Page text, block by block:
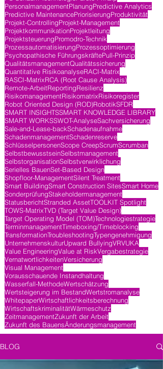
PersonalmanagementPlanungPredictive Analytics
Predictive MaintenancePriorisierungProduktivität
Projekt-ControllingProjekt-Management
ProjektkommunikationProjektleitung
ProjektsteuerungPromodro-Technik
ProzessautomatisierungProzessoptimierung
Psychopathische FührungskräftePull-Prinzip
QualitätsmanagementQualitätssicherung
Quantitative RisikoanalyseRACI-Matrix
RASCI-MatrixRCA (Root Cause Analysis)
Remote-ArbeitReportingResilienz
RisikomanagementRisikomatrixRisikoregister
Robot Oriented Design (ROD)RobotikSFDR
SMART INSIGHTSSMART KNOWLEDGE LIBRARY
SMART WORKSSWOT-AnalyseSachversicherung
Sale-and-Lease-backSchadenaufnahme
SchadenmanagementSchadenreserve
SchlüsselpersonenScope CreepScrumScrumban
SelbstbewusstseinSelbstmanagement
SelbstorganisationSelbstverwirklichung
Serielles BauenSet-Based Design
Shopfloor-ManagementSilent Treatment
Smart BuildingSmart Construction SitesSmart Home
SonderprüfungStakeholdermanagement
StatusberichtStranded AssetTOOLKIT Spotlight
TOWS-MatrixTVD (Target Value Design)
Target Operating Model (TOM)Technologiestrategie
TerminmanagementTimeboxing/Timeblocking
TransformationTroubleshootingTypengenehmigung
UnternehmenskulturUpward BullyingVRVUKA
Value EngineeringValue at RiskVergabestrategie
VernatwortlichkeitenVersicherung
Visual Management
Vorausschauende Instandhaltung
Wasserfall-MethodeWertschätzung
Wertsteigerung im BestandWertstromanalyse
WhitepaperWirtschaftlichkeitsberechnung
WirtschaftskriminalitätWärmeschutz
ZeitmanagementZukunft der Arbeit
Zukunft des BauensÄnderungsmanagement
BLOG